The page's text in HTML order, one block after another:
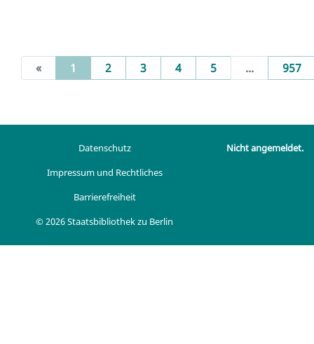
« 1 (current)
2 3 4 5 ... 957
Datenschutz
Impressum und Rechtliches
Barrierefreiheit
© 2026 Staatsbibliothek zu Berlin
Nicht angemeldet.